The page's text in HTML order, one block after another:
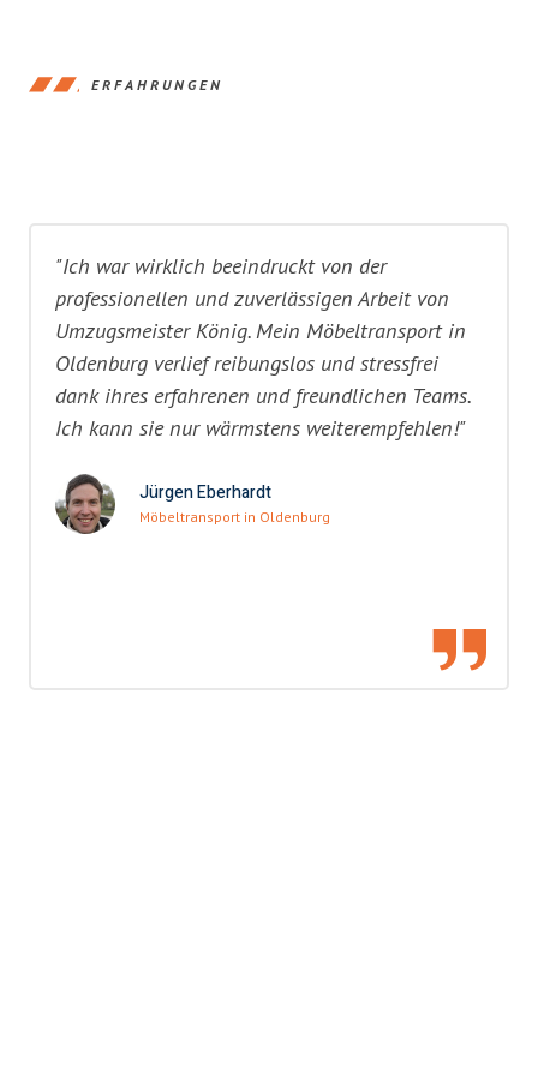
ERFAHRUNGEN
"Ich war wirklich beeindruckt von der
professionellen und zuverlässigen Arbeit von
Umzugsmeister König. Mein Möbeltransport in
Oldenburg verlief reibungslos und stressfrei
dank ihres erfahrenen und freundlichen Teams.
Ich kann sie nur wärmstens weiterempfehlen!"
Jürgen Eberhardt
Möbeltransport in Oldenburg